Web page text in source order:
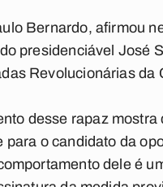
Bernardo, afirmou
presidenciável José
Revolucionárias da
desse rapaz
o candidato da
dele é